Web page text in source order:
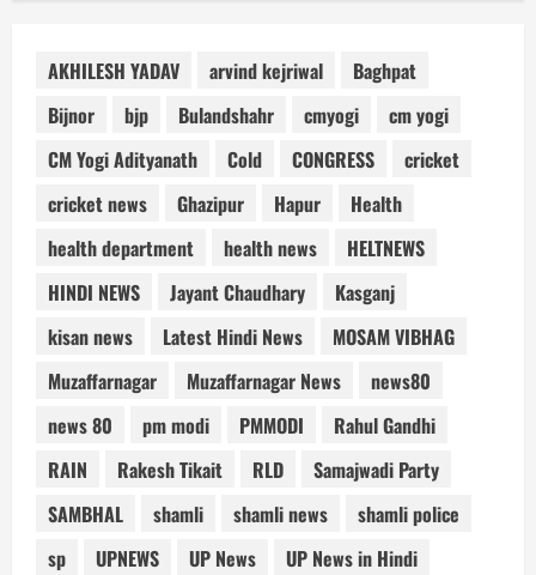
AKHILESH YADAV arvind kejriwal
Baghpat
Bijnor
bjp Bulandshahr cmyogi
cm yogi
CM Yogi Adityanath
Cold CONGRESS
cricket
cricket news
Ghazipur Hapur
Health
health department
health news
HELTNEWS
HINDI NEWS
Jayant Chaudhary
Kasganj
kisan news
Latest Hindi News
MOSAM VIBHAG
Muzaffarnagar
Muzaffarnagar News
news80
news 80
pm modi PMMODI
Rahul Gandhi
RAIN
Rakesh Tikait RLD
Samajwadi Party
SAMBHAL
shamli shamli news
shamli police
sp
UPNEWS UP News
UP News in Hindi